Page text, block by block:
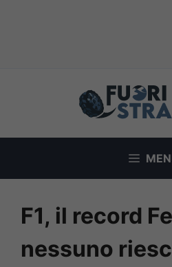
F1, il record
nessuno